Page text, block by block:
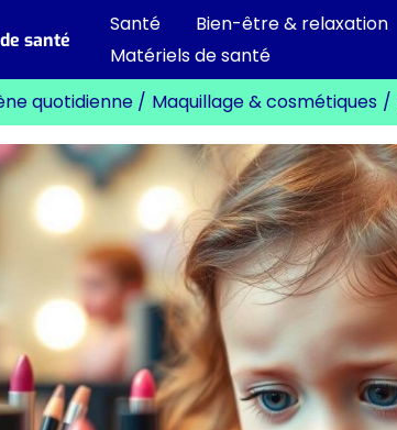
santé
Santé Bien-être & relaxation
Matériels de santé
quotidienne Maquillage & cosmétiques